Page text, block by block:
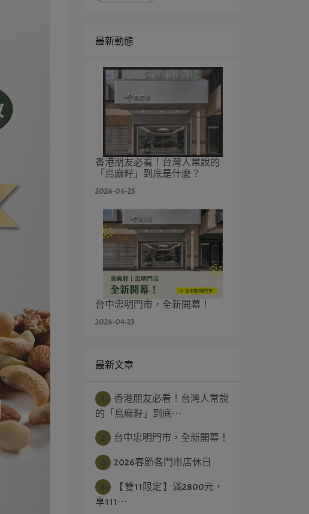
最新動態
香港朋友必看！台灣人常說的
「烏麻籽」到底是什麼？
2026-06-25
台中忠明門市，全新開幕！
2026-04-23
最新文章
香港朋友必看！台灣人常說
的「烏麻籽」到底⋯
台中忠明門市，全新開幕！
2026春節各門市店休日
【 雙11限定 】滿2800元，
享111⋯